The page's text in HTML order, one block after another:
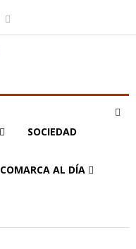
SOCIEDAD
COMARCA AL DÍA